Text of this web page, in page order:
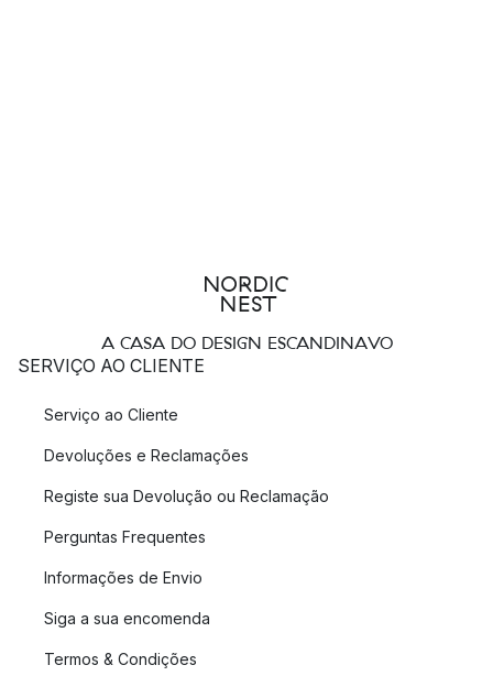
A CASA DO DESIGN ESCANDINAVO
SERVIÇO AO CLIENTE
Serviço ao Cliente
Devoluções e Reclamações
Registe sua Devolução ou Reclamação
Perguntas Frequentes
Informações de Envio
Siga a sua encomenda
Termos & Condições